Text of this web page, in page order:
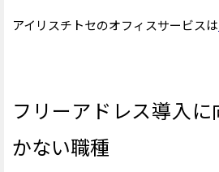
アイリスチトセのオフィスサービスは
フリーアドレス導入
かない職種